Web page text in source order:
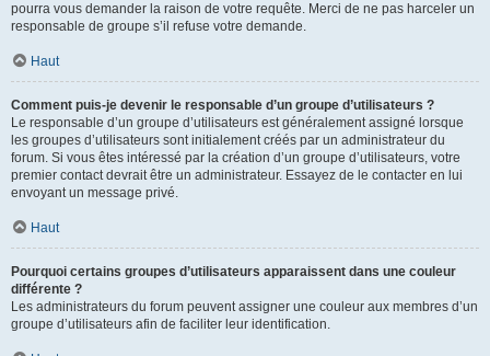
pourra vous demander la raison de votre requête. Merci de ne pas harceler un
responsable de groupe s’il refuse votre demande.
Haut
Comment puis-je devenir le responsable d’un groupe d’utilisateurs ?
Le responsable d’un groupe d’utilisateurs est généralement assigné lorsque
les groupes d’utilisateurs sont initialement créés par un administrateur du
forum. Si vous êtes intéressé par la création d’un groupe d’utilisateurs, votre
premier contact devrait être un administrateur. Essayez de le contacter en lui
envoyant un message privé.
Haut
Pourquoi certains groupes d’utilisateurs apparaissent dans une couleur
différente ?
Les administrateurs du forum peuvent assigner une couleur aux membres d’un
groupe d’utilisateurs afin de faciliter leur identification.